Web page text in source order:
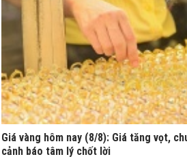
Giá vàng hôm nay (8/8): Giá tăng vọt,
cảnh báo tâm lý chốt lời